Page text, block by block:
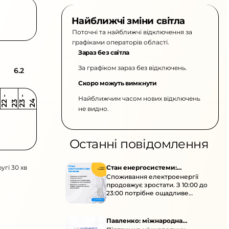
6.2
2 2
-
2 3 2 3
-
2 4
30 хв
Найближчі зміни світла
Поточні та найближчі відключення за
графіками операторів області.
Зараз без світла
За графіком зараз без відключень.
Скоро можуть вимкнути
Найближчим часом нових відключень
не видно.
Останні повідомлення
Стан енергосистеми:
споживання зростає
Споживання електроенергії
продовжує зростати. З 10:00 до
23:00 потрібне ощадливе
енергоспоживання, а
перенести на нічні години.
Павленко: міжнародна